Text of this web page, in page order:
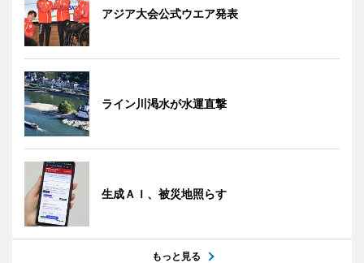
アジア大会公式ウエア発表
ライン川渇水が水運直撃
生成ＡＩ、被災地照らす
もっと見る